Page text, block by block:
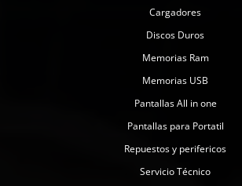
Cargadores
Discos Duros
Memorias Ram
Memorias USB
Pantallas All in one
Pantallas para Portatil
Repuestos y perifericos
Servicio Técnico